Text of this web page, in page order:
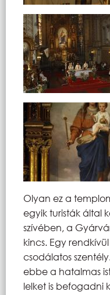
Olyan ez a
egyik turisták által
szívében, a
kincs. Egy
csodálatos
ebbe a hatalmas
lelket is befogadni